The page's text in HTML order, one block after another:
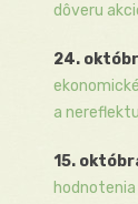
dôveru
24.
a
15.
hodnotenia